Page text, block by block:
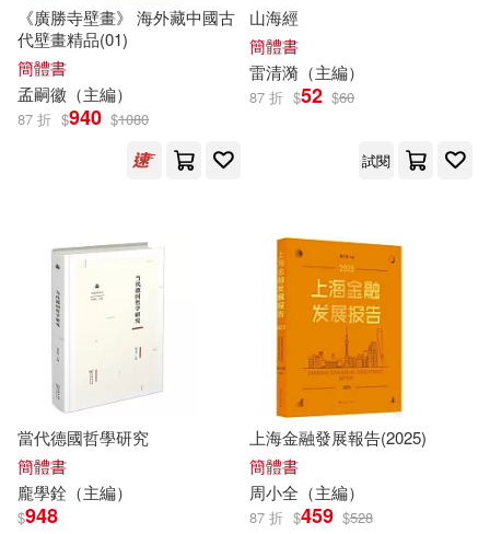
黃羿瓅(13)
SS-Paradiseガールズ(12)
中國地圖出版社(12)
劉益宏(12) 大風颳過(12)
張世英(12) 張景中(12)
張海（主編）(12) 張銀合(12)
林楓（主編）(12) 楊耕(12)
浙江大學出版社(81)
電子工業出版社(80)
人民文學出版社(79)
清華大學出版社(78)
聯經出版公司(78) 滾石(77)
同濟大學出版社(74)
Ingram(72)
中國建築工業出版社(72)
《廣勝寺壁畫》 海外藏中國古
代壁畫精品(01)
簡體書
孟嗣徽（主編）
87 折 $940 $1080
山海經
簡體書
雷清漪（主編）
87 折 $52 $60
試閱
當代德國哲學研究
簡體書
龐學銓（主編）
$948
上海金融發展報告(2025)
簡體書
周小全（主編）
87 折 $459 $528